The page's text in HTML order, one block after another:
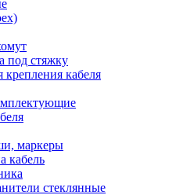
под стяжку
крепления кабеля
маркеры
кабель
стеклянные